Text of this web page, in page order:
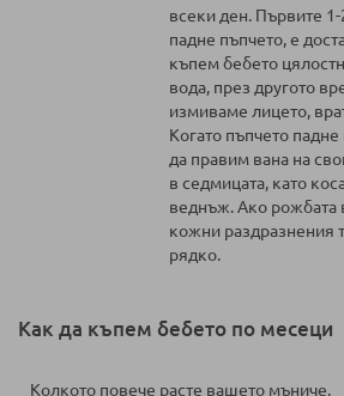
всеки ден. Първите
падне пъпчето, е
къпем бебето
вода, през другото
измиваме лицето,
Когато пъпчето
да правим вана на
в седмицата, като
веднъж. Ако рожбата
кожни раздразнения
рядко.
Как да къпем бебето по месеци
Колкото повече расте вашето мъниче,